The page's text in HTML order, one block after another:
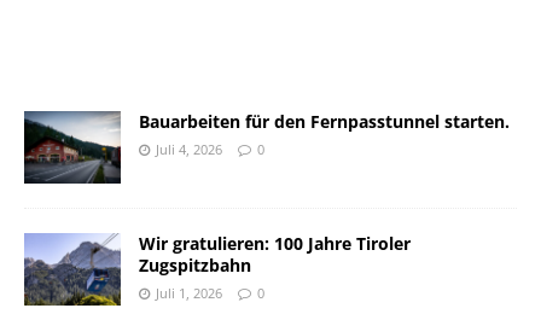
Bauarbeiten für den Fernpasstunnel starten.
Juli 4, 2026 0
Wir gratulieren: 100 Jahre Tiroler
Zugspitzbahn
Juli 1, 2026 0